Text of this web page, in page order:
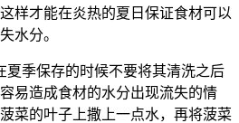
样才能在炎热的夏日保证食材可以
水分。
夏季保存的时候不要将其清洗之后
易造成食材的水分出现流失的情
菜的叶子上撒上一点水，再将菠菜